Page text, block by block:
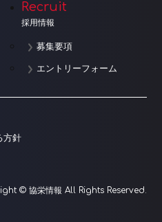
Recruit
採用情報
募集要項
エントリーフォーム
方針
© 協栄情報 All Rights Reserved.